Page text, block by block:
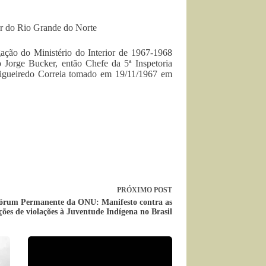
do Rio Grande do Norte
do Ministério do Interior de 1967-1968
Bucker, então Chefe da 5ª Inspetoria
Correia tomado em 19/11/1967 em
PRÓXIMO POST
Permanente da ONU: Manifesto contra as
de violações à Juventude Indígena no Brasil